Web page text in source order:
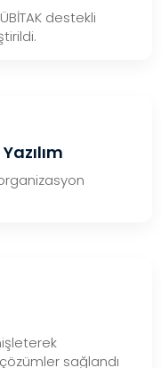
destekli
sağlandı